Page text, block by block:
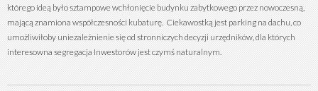
którego ideą było sztampowe wchłonięcie budynku zabytkowego przez nowoczesną,
mającą znamiona współczesności kubaturę. Ciekawostką jest parking na dachu, co
umożliwiłoby uniezależnienie się od stronniczych decyzji urzędników, dla których
interesowna segregacja Inwestorów jest czymś naturalnym.